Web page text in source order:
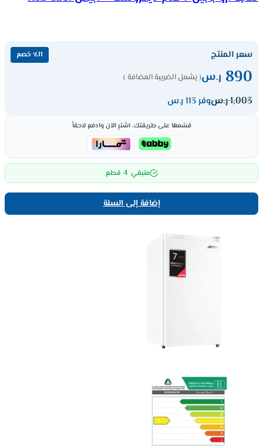
سعر المنتج ٪11 خصم
890 ر.س( يشمل الضريبة المضافة )
1,003ر.سوفر 113 ر.س
قسّمها على طريقتك، اشترِ الآن وادفع لاحقاً
متبقي 4 قطع
إضافة إلى السلة